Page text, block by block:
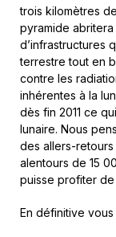
trois kilomètres
pyramide
d’infrastructures
terrestre tout en
contre les
inhérentes à la
dès fin 2011 ce
lunaire. Nous
des allers-
alentours de 15
puisse profiter de
En définitive